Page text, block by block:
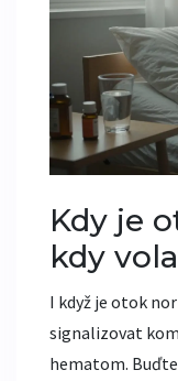
Kdy je
kdy
I když je otok
signalizovat
hematom.